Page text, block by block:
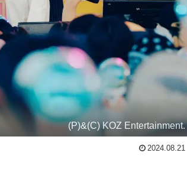
(P)&(C) KOZ Entertainment.
2024.08.21